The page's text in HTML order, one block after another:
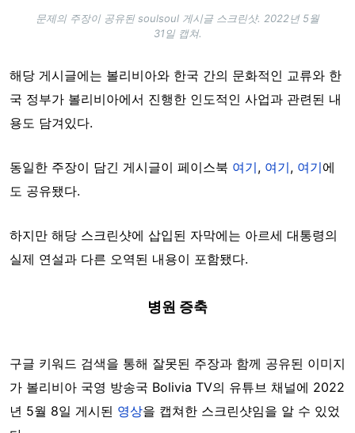
문제의 주장이 공유된 soulsoul 게시글 스크린샷. 2022년 5월
31일 캡쳐.
해당 게시글에는 볼리비아와 한국 간의 문화적인 교류와 한
국 정부가 볼리비아에서 진행한 인도적인 사업과 관련된 내
용도 담겨있다.
동일한 주장이 담긴 게시글이 페이스북 여기, 여기, 여기에
도 공유됐다.
하지만 해당 스크린샷에 삽입된 자막에는 아르세 대통령의
실제 연설과 다른 오역된 내용이 포함됐다.
병원 증축
구글 키워드 검색을 통해 잘못된 주장과 함께 공유된 이미지
가 볼리비아 국영 방송국 Bolivia TV의 유튜브 채널에 2022
년 5월 8일 게시된 영상을 캡쳐한 스크린샷임을 알 수 있었